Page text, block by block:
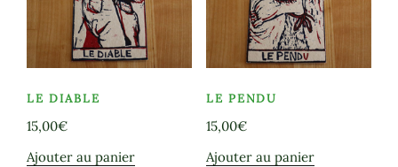
LE DIABLE
15,00€
Ajouter au panier
LE PENDU
15,00€
Ajouter au panier